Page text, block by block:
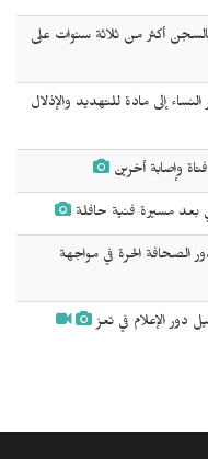
‌‌‌أكثر من ثلاثة سنوات على
إلى مادة للتهديد والإذلال
وإصابة أخرين
بعد مسيرة فنية حافلة
الصحافة الحرة في مواجهة
دور الإعلام في تعز